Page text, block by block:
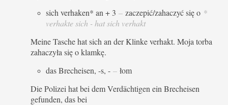
sich verhaken* an + 3 – zaczepić/zahaczyć się o *
verhakte sich - hat sich verhakt
Meine Tasche hat sich an der Klinke verhakt. Moja torba
zahaczyła się o klamkę.
das Brecheisen, -s, - – łom
Die Polizei hat bei dem Verdächtigen ein Brecheisen
gefunden, das bei